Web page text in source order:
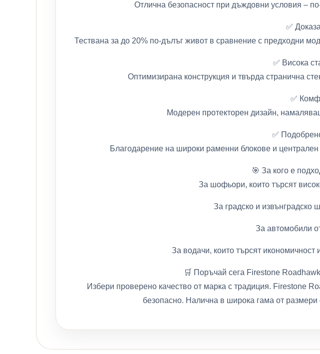
Отлична безопасност при дъждовни условия –
✅
Тествана за до 20% по-дълъг живот в сравнение с предходни
✅ Висока
Оптимизирана конструкция и твърда странична
✅
Модерен протекторен дизайн,
✅
Благодарение на широки раменни блокове и
🎯 За кого е
За шофьори, които търсят
За градско и извънградско
За автомобили
За водачи, които търсят икономичност
🛒 Поръчай сега Firestone
Избери проверено качество от марка с традиция. Firestone
безопасно. Налична в широка гама от размери